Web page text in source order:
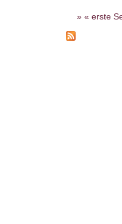
Seiten
« erste